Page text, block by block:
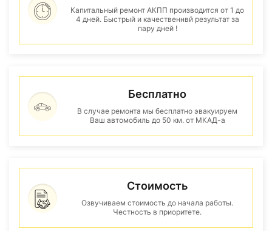
Капитальный ремонт АКПП производится от 1 до
4 дней. Быстрый и качественнвй результат за
пару дней !
Бесплатно
В случае ремонта мы бесплатно эвакуируем
Ваш автомобиль до 50 км. от МКАД-а
Стоимость
Озвучиваем стоимость до начала работы.
Честность в приоритете.